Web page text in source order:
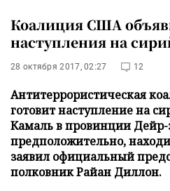
Коалиция США
наступления на
28 октября 2017, 02:27 12
Антитеррористическая
готовит наступление на
Камаль в провинции Дейр-
предположительно,
заявил официальный
полковник Райан Диллон.